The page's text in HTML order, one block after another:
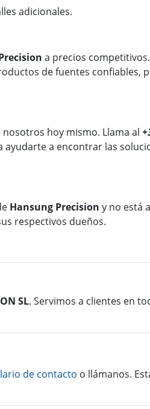
adicionales.
a precios
de fuentes confiables,
nosotros hoy mismo. Llama al
a encontrar las
Hansung Precision y no está
respectivos dueños.
SL. Servimos a clientes en
de contacto o llámanos.